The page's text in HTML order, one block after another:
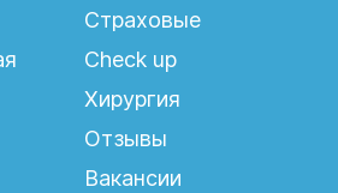
Страховые
Check up
Хирургия
Отзывы
Вакансии